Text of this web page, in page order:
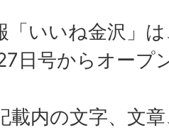
「いいね金沢」
日号からオープ
載内の文字、文